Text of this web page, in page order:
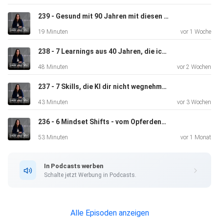
Mehr von Juliana:
Podcast: Powerful Me - Lebe dein Potenzial
Instagram: @juliana_kaefer
239 - Gesund mit 90 Jahren mit diesen 9 Dingen
19 Minuten vor 1 Woche
238 - 7 Learnings aus 40 Jahren, die ich schmerzhaft lernen musste
48 Minuten vor 2 Wochen
237 - 7 Skills, die KI dir nicht wegnehmen kann
43 Minuten vor 3 Wochen
236 - 6 Mindset Shifts - vom Opferdenken zu echter Ownership
53 Minuten vor 1 Monat
In Podcasts werben
Schalte jetzt Werbung in Podcasts.
Alle Episoden anzeigen